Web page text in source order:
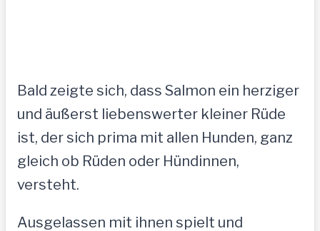
Bald zeigte sich, dass Salmon ein herziger
und äußerst liebenswerter kleiner Rüde
ist, der sich prima mit allen Hunden, ganz
gleich ob Rüden oder Hündinnen,
versteht.
Ausgelassen mit ihnen spielt und